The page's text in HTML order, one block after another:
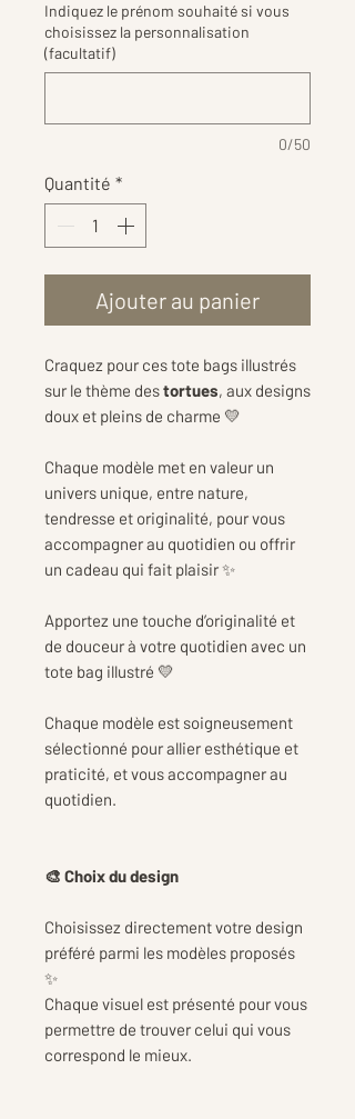
Indiquez le prénom souhaité si vous
choisissez la personnalisation
(facultatif)
0/50
Quantité *
Ajouter au panier
Craquez pour ces tote bags illustrés
sur le thème destortues, aux designs
doux et pleins de charme 💛
Chaque modèle met en valeur un
univers unique, entre nature,
tendresse et originalité, pour vous
accompagner au quotidien ou offrir
un cadeau qui fait plaisir ✨
Apportez une touche d’originalité et
de douceur à votre quotidien avec un
tote bag illustré 💛
Chaque modèle est soigneusement
sélectionné pour allier esthétique et
praticité, et vous accompagner au
quotidien.
🎨 Choix du design
Choisissez directement votre design
préféré parmi les modèles proposés
✨
Chaque visuel est présenté pour vous
permettre de trouver celui qui vous
correspond le mieux.